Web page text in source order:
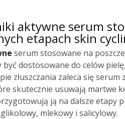
aktywne serum
etapach skin
serum stosowane na
dostosowane do celów
złuszczania zaleca się serum
skutecznie usuwają martwe
ją na dalsze etapy
mlekowy i salicylowy.